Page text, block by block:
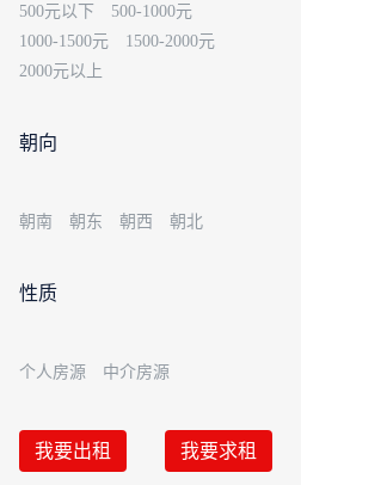
500元以下
500-1000元
1000-1500元
1500-2000元
2000元以上
朝向
朝南 朝东 朝西 朝北
性质
个人房源 中介房源
我要出租 我要求租